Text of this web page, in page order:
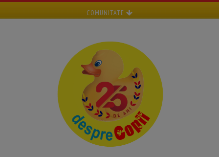
COMUNITATE